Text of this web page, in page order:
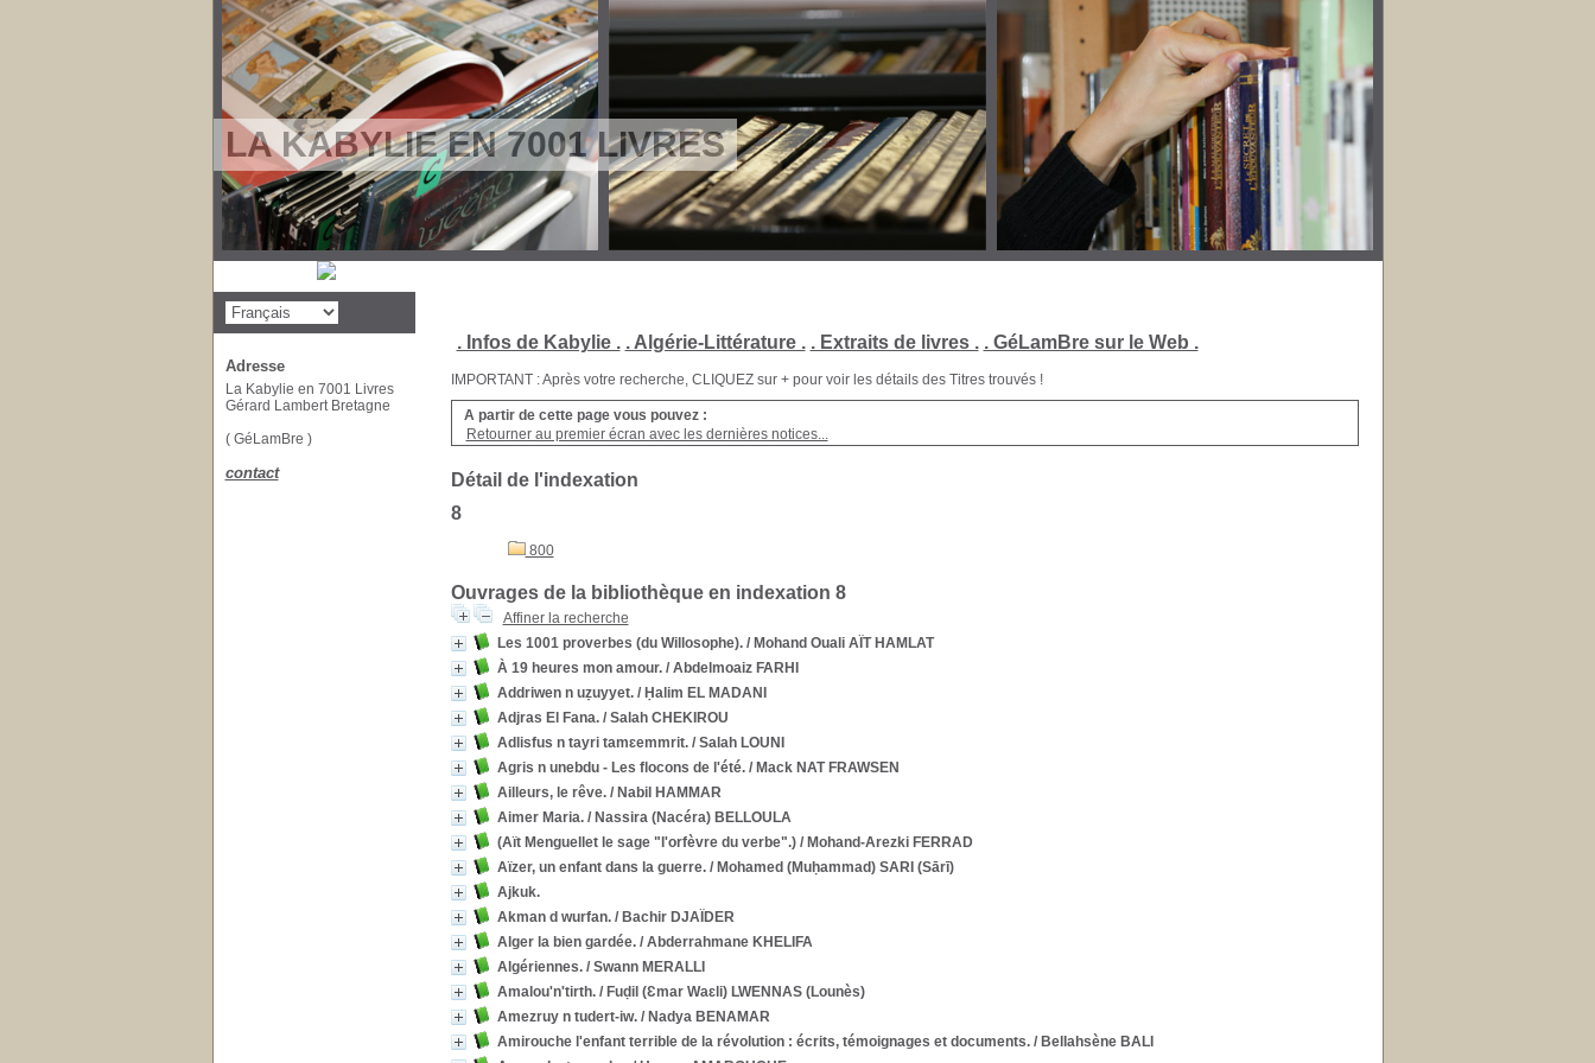
LA KABYLIE EN 7001 LIVRES
. Infos de Kabylie . . Algérie-Littérature . . Extraits de livres . . GéLamBre sur le Web .
IMPORTANT : Après votre recherche, CLIQUEZ sur + pour voir les détails des Titres trouvés !
A partir de cette page vous pouvez :
Retourner au premier écran avec les dernières notices...
Détail de l'indexation
8
800
Ouvrages de la bibliothèque en indexation 8
Affiner la recherche
Les 1001 proverbes (du Willosophe)./ Mohand Ouali AÏT HAMLAT
À 19 heures mon amour./ Abdelmoaiz FARHI
Addriwen n uẓuyyet./ Ḥalim EL MADANI
Adjras El Fana./ Salah CHEKIROU
Adlisfus n tayri tamɛemmrit./ Salah LOUNI
Agris n unebdu - Les flocons de l'été./ Mack NAT FRAWSEN
Ailleurs, le rêve./ Nabil HAMMAR
Aimer Maria./ Nassira (Nacéra) BELLOULA
(Aït Menguellet le sage "l'orfèvre du verbe".)/ Mohand-Arezki FERRAD
Aïzer, un enfant dans la guerre./ Mohamed (Muḥammad) SARI (Sārī)
Ajkuk.
Akman d wurfan./ Bachir DJAÏDER
Alger la bien gardée./ Abderrahmane KHELIFA
Algériennes./ Swann MERALLI
Amalou'n'tirth./ Fuḍil (Ɛmar Waɛli) LWENNAS (Lounès)
Amezruy n tudert-iw./ Nadya BENAMAR
Amirouche l'enfant terrible de la révolution : écrits, témoignages et documents./ Bellahsène BALI
Adresse
La Kabylie en 7001 Livres
Gérard Lambert Bretagne
( GéLamBre )
contact